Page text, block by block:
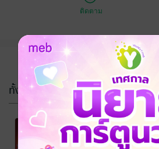
ติดตาม
ทั้งหมด(6 เล่ม)